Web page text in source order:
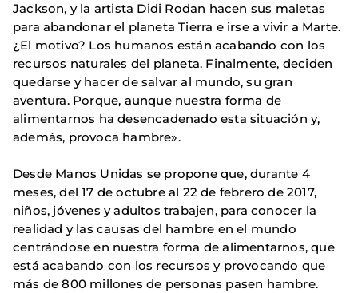
Jackson, y la artista Didi Rodan hacen sus maletas
para abandonar el planeta Tierra e irse a vivir a Marte.
¿El motivo? Los humanos están acabando con los
recursos naturales del planeta. Finalmente, deciden
quedarse y hacer de salvar al mundo, su gran
aventura. Porque, aunque nuestra forma de
alimentarnos ha desencadenado esta situación y,
además, provoca hambre».
Desde Manos Unidas se propone que, durante 4
meses, del 17 de octubre al 22 de febrero de 2017,
niños, jóvenes y adultos trabajen, para conocer la
realidad y las causas del hambre en el mundo
centrándose en nuestra forma de alimentarnos, que
está acabando con los recursos y provocando que
más de 800 millones de personas pasen hambre.